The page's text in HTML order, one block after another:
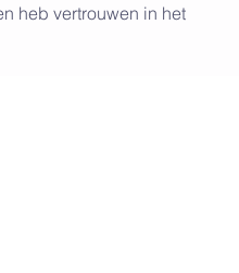
heb vertrouwen in het